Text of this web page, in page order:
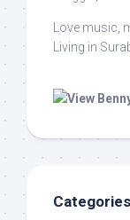
Love music,
Living in
Categories